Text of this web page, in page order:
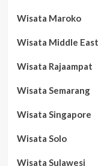
Wisata Maroko
Wisata Middle East
Wisata Rajaampat
Wisata Semarang
Wisata Singapore
Wisata Solo
Wisata Sulawesi